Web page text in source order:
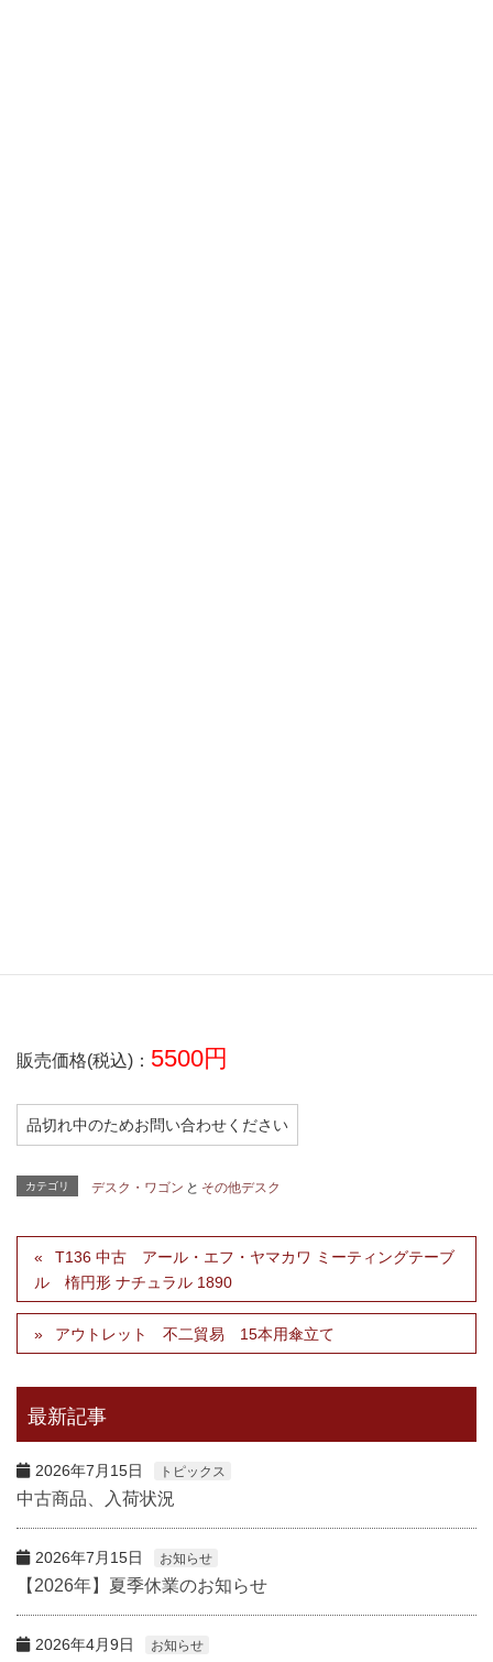
販売価格(税込)： 5500円
品切れ中のためお問い合わせください
カテゴリ デスク・ワゴン と その他デスク
T136 中古 アール・エフ・ヤマカワ ミーティングテーブ
ル 楕円形 ナチュラル 1890
アウトレット 不二貿易 15本用傘立て
最新記事
2026年7月15日 トピックス
中古商品、入荷状況
2026年7月15日 お知らせ
【2026年】夏季休業のお知らせ
2026年4月9日 お知らせ